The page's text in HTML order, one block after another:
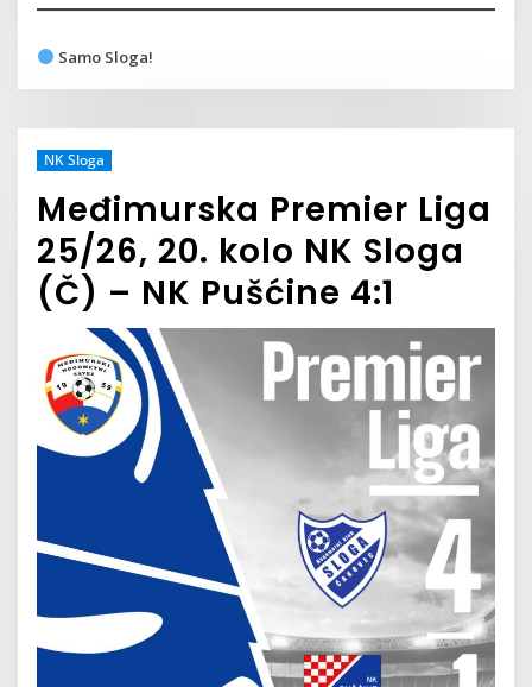
Samo Sloga!
NK Sloga
Međimurska Premier Liga
25/26, 20. kolo NK Sloga
(Č) – NK Pušćine 4:1